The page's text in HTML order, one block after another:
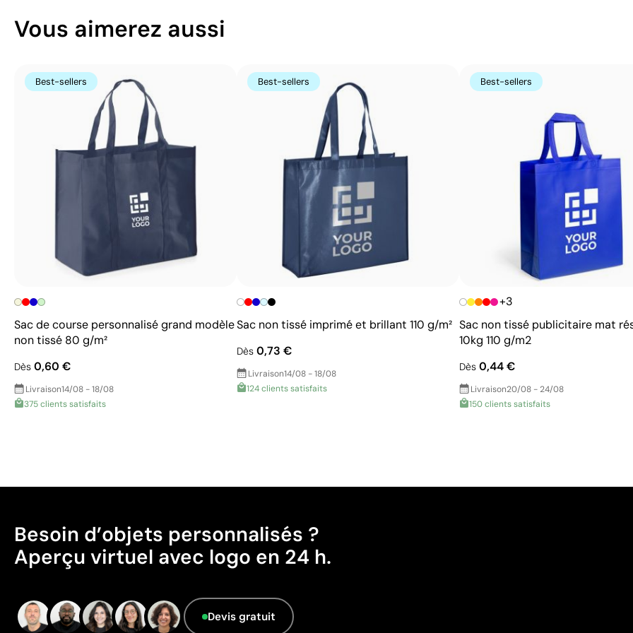
Possibilité d’impression avec couleurs Pantone®
exactes
Excellent rapport qualité-prix pour les grandes
séries
Idéale pour logos simples sans détails fins
Vous aimerez aussi
Best-sellers
Sac de course personnalisé grand modèle
non tissé 80 g/m²
Dès 0,60 €
Livraison14/08 - 18/08
375 clients satisfaits
Best-sellers
Sac non tissé imprimé et brillant 110 g/m²
Dès0,73 €
Livraison14/08 - 18/08
124 clients satisfaits
Best-sellers
+3
Sac non tissé publicitaire mat
10kg 110 g/m2
Dès0,44 €
Livraison20/08 - 24/08
150 clients satisfaits
Besoin d’objets personnalisés ?
Aperçu virtuel avec logo en 24 h.
Devis gratuit